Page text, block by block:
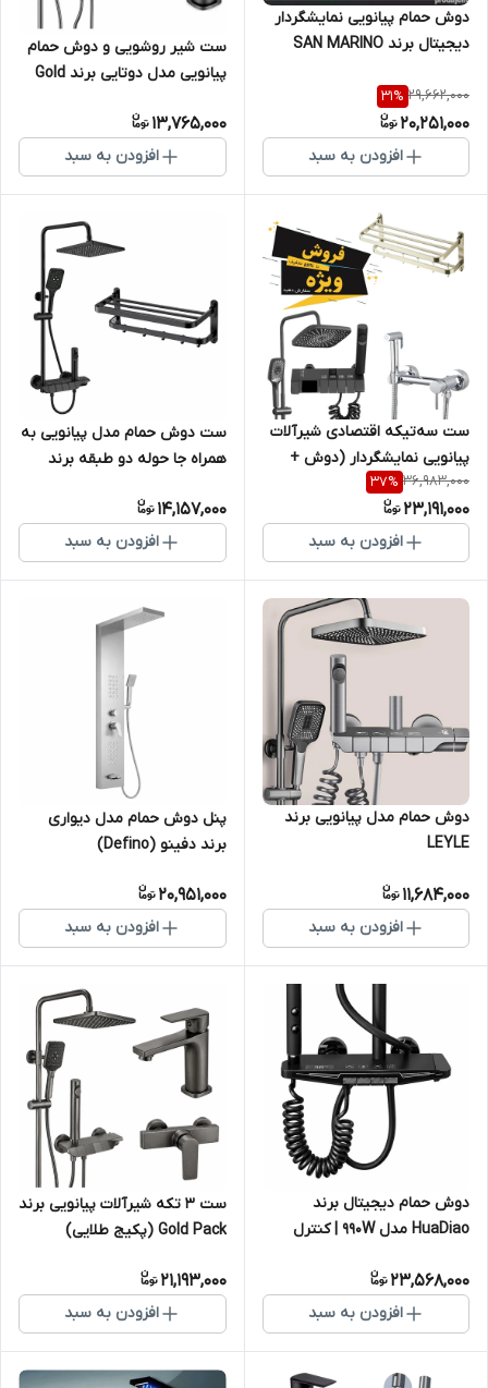
دوش حمام پیانویی نمایشگردار
دیجیتال برند SAN MARINO
نمایشگر دما
29,662,000
31%
20,251,000
افزودن به سبد
ست شیر روشویی و دوش حمام
پیانویی مدل دوتایی برند Gold
13,765,000
افزودن به سبد
ست سه‌تیکه اقتصادی شیرآلات
پیانویی نمایشگردار (دوش +
شیر توالت + جا حوله)
36,983,000
37%
23,191,000
افزودن به سبد
ست دوش حمام مدل پیانویی به
همراه جا حوله دو طبقه برند
14,157,000
افزودن به سبد
دوش حمام مدل پیانویی برند
LEYLE
11,684,000
افزودن به سبد
پنل دوش حمام مدل دیواری
برند دفینو (Defino)
20,951,000
افزودن به سبد
دوش حمام دیجیتال برند
HuaDiao مدل 990W | کنترل
23,568,000
افزودن به سبد
ست ۳ تکه شیرآلات پیانویی برند
Gold Pack (پکیج طلایی)
21,193,000
افزودن به سبد